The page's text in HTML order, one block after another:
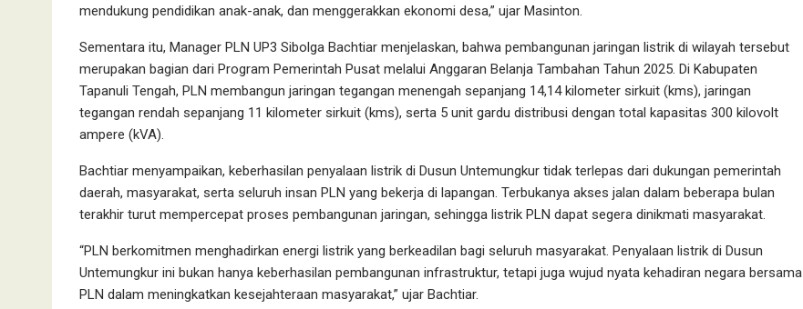
mendukung pendidikan anak-anak, dan menggerakkan ekonomi desa,” ujar Masinton.
Sementara itu, Manager PLN UP3 Sibolga Bachtiar menjelaskan, bahwa pembangunan jaringan listrik di wilayah tersebut
merupakan bagian dari Program Pemerintah Pusat melalui Anggaran Belanja Tambahan Tahun 2025. Di Kabupaten
Tapanuli Tengah, PLN membangun jaringan tegangan menengah sepanjang 14,14 kilometer sirkuit (kms), jaringan
tegangan rendah sepanjang 11 kilometer sirkuit (kms), serta 5 unit gardu distribusi dengan total kapasitas 300 kilovolt
ampere (kVA).
Bachtiar menyampaikan, keberhasilan penyalaan listrik di Dusun Untemungkur tidak terlepas dari dukungan pemerintah
daerah, masyarakat, serta seluruh insan PLN yang bekerja di lapangan. Terbukanya akses jalan dalam beberapa bulan
terakhir turut mempercepat proses pembangunan jaringan, sehingga listrik PLN dapat segera dinikmati masyarakat.
“PLN berkomitmen menghadirkan energi listrik yang berkeadilan bagi seluruh masyarakat. Penyalaan listrik di Dusun
Untemungkur ini bukan hanya keberhasilan pembangunan infrastruktur, tetapi juga wujud nyata kehadiran negara bersama
PLN dalam meningkatkan kesejahteraan masyarakat,” ujar Bachtiar.